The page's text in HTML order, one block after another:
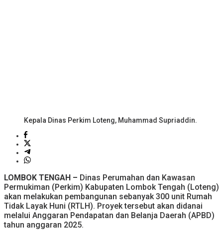
Kepala Dinas Perkim Loteng, Muhammad Supriaddin.
LOMBOK TENGAH – Dinas Perumahan dan Kawasan
Permukiman (Perkim) Kabupaten Lombok Tengah (Loteng)
akan melakukan pembangunan sebanyak 300 unit Rumah
Tidak Layak Huni (RTLH). Proyek tersebut akan didanai
melalui Anggaran Pendapatan dan Belanja Daerah (APBD)
tahun anggaran 2025.